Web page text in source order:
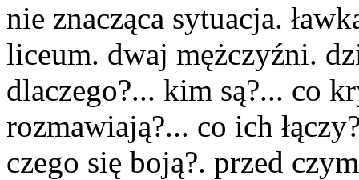
nie znacząca sytuacja.
liceum. dwaj mężczyźni.
dlaczego?... kim są?... co
rozmawiają?... co ich
czego się boją?. przed